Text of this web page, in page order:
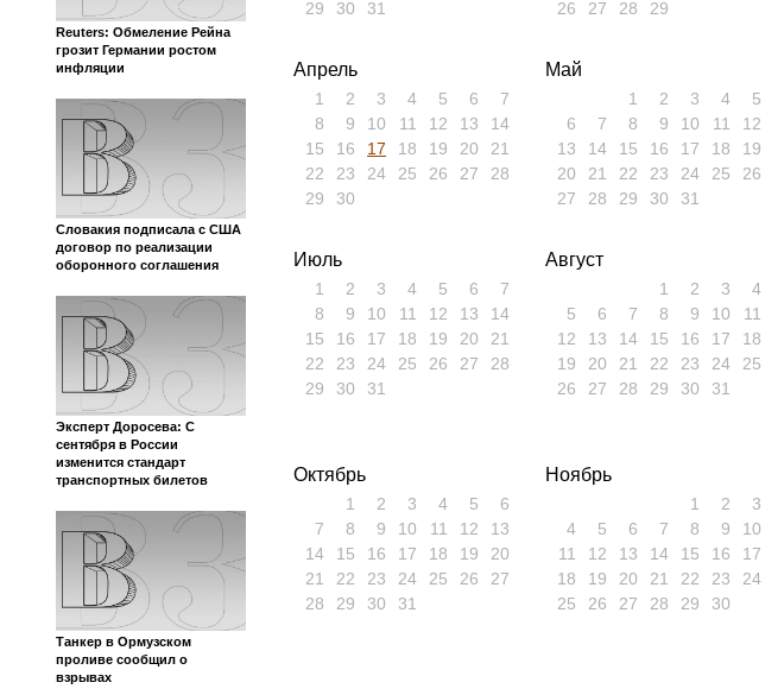
Reuters: Обмеление Рейна
грозит Германии ростом
инфляции
Словакия подписала с США
договор по реализации
оборонного соглашения
Эксперт Доросева: С
сентября в России
изменится стандарт
транспортных билетов
Танкер в Ормузском
проливе сообщил о
взрывах
29
30 31
26
27 28 29
Апрель
1 2 3 4 5 6
7
8
9 10 11 12 13
14
15
16 17 18 19 20
21
22
23 24 25 26 27
28
29
30
Май
1 2 3 4
5
6
7 8 9 10 11
12
13
14 15 16 17 18
19
20
21 22 23 24 25
26
27
28 29 30 31
Июль
1 2 3 4 5 6
7
8
9 10 11 12 13
14
15
16 17 18 19 20
21
22
23 24 25 26 27
28
29
30 31
Август
1 2 3
4
5
6 7 8 9 10
11
12
13 14 15 16 17
18
19
20 21 22 23 24
25
26
27 28 29 30 31
Октябрь
1 2 3 4 5
6
7
8 9 10 11 12
13
14
15 16 17 18 19
20
21
22 23 24 25 26
27
28
29 30 31
Ноябрь
1 2
3
4
5 6 7 8 9
10
11
12 13 14 15 16
17
18
19 20 21 22 23
24
25
26 27 28 29 30